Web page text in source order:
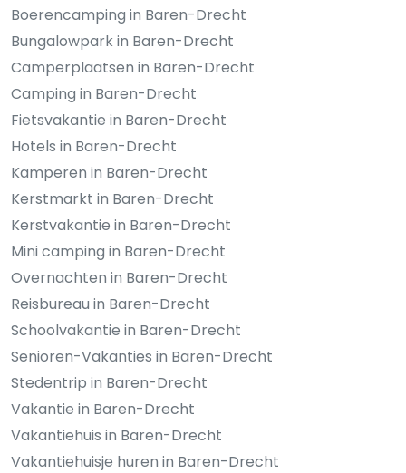
Boerencamping in Baren-Drecht
Bungalowpark in Baren-Drecht
Camperplaatsen in Baren-Drecht
Camping in Baren-Drecht
Fietsvakantie in Baren-Drecht
Hotels in Baren-Drecht
Kamperen in Baren-Drecht
Kerstmarkt in Baren-Drecht
Kerstvakantie in Baren-Drecht
Mini camping in Baren-Drecht
Overnachten in Baren-Drecht
Reisbureau in Baren-Drecht
Schoolvakantie in Baren-Drecht
Senioren-Vakanties in Baren-Drecht
Stedentrip in Baren-Drecht
Vakantie in Baren-Drecht
Vakantiehuis in Baren-Drecht
Vakantiehuisje huren in Baren-Drecht